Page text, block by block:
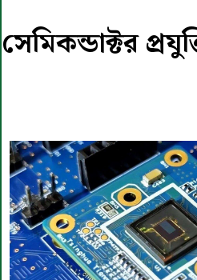
সেমিকন্ডাক্টর